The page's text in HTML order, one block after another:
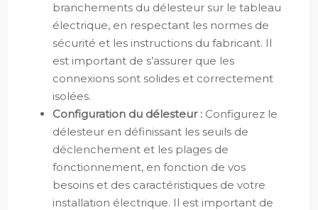
branchements du délesteur sur le tableau
électrique, en respectant les normes de
sécurité et les instructions du fabricant. Il
est important de s’assurer que les
connexions sont solides et correctement
isolées.
Configuration du délesteur : Configurez le
délesteur en définissant les seuils de
déclenchement et les plages de
fonctionnement, en fonction de vos
besoins et des caractéristiques de votre
installation électrique. Il est important de